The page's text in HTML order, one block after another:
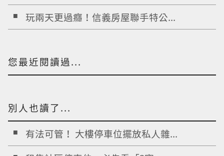
玩兩天更過癮！信義房屋聯手特公...
您最近閱讀過...
別人也讀了...
有法可管！ 大樓停車位擺放私人雜...